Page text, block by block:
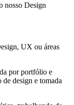
nosso Design
UX ou áreas
por portfólio e
de design e tomada